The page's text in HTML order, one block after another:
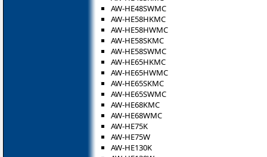
AW-HE48SWMC
AW-HE58HKMC
AW-HE58HWMC
AW-HE58SKMC
AW-HE58SWMC
AW-HE65HKMC
AW-HE65HWMC
AW-HE65SKMC
AW-HE65SWMC
AW-HE68KMC
AW-HE68WMC
AW-HE75K
AW-HE75W
AW-HE130K